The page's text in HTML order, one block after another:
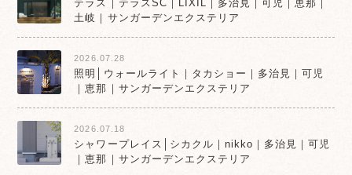
土岐｜サンガーデンエクステリア
2026.07.28
照明│ウォールライト｜タカショー｜多治見｜可児
｜恵那｜サンガーデンエクステリア
2026.07.18
シャワープレイス│シカクル｜nikko｜多治見｜可児
｜恵那｜サンガーデンエクステリア